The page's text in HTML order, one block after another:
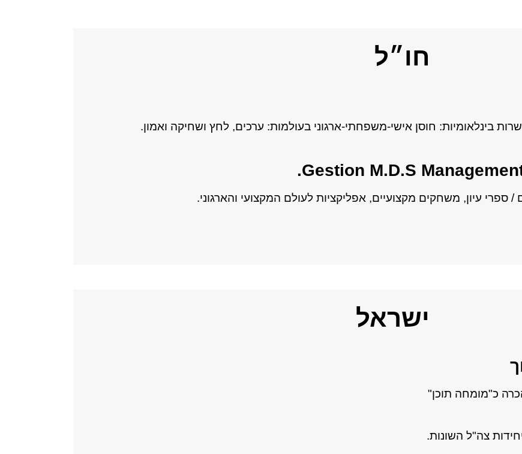
חו״ל
בינלאומיות: חוסן אישי-משפחתי-ארגוני בעולמות: ערכים, לחץ ושחיקה ואמון.
ספרי עיון, משחקים מקצועיים, אפליקציות לעולם המקצועי והארגוני.
ישראל
כ"מומחה תוכן"
צה"ל השונות.